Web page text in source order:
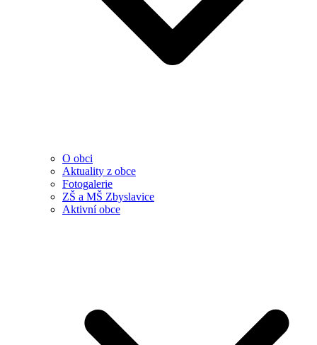
O obci
Aktuality z obce
Fotogalerie
ZŠ a MŠ Zbyslavice
Aktivní obce